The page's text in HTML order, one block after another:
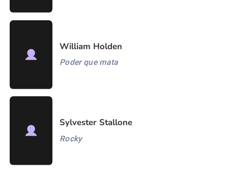
William Holden
Poder que mata
Sylvester Stallone
Rocky